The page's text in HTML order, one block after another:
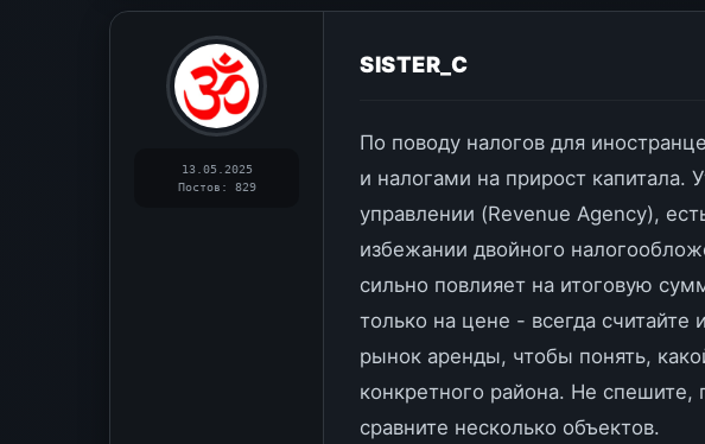
13.05.2025
Постов: 829
SISTER_C
По поводу налогов для
и налогами на прирост капитала.
управлении (Revenue Agency),
избежании двойного
сильно повлияет на итоговую
только на цене - всегда считайте
рынок аренды, чтобы понять,
конкретного района. Не спешите,
сравните несколько объектов.